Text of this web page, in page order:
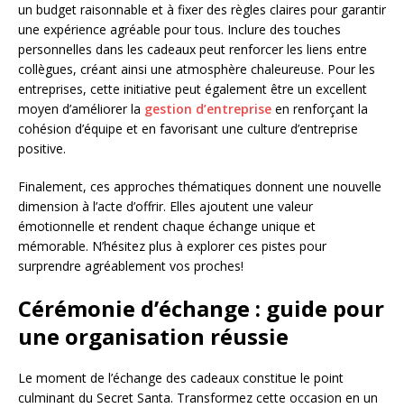
un budget raisonnable et à fixer des règles claires pour garantir
une expérience agréable pour tous. Inclure des touches
personnelles dans les cadeaux peut renforcer les liens entre
collègues, créant ainsi une atmosphère chaleureuse. Pour les
entreprises, cette initiative peut également être un excellent
moyen d’améliorer la gestion d’entreprise en renforçant la
cohésion d’équipe et en favorisant une culture d’entreprise
positive.
Finalement, ces approches thématiques donnent une nouvelle
dimension à l’acte d’offrir. Elles ajoutent une valeur
émotionnelle et rendent chaque échange unique et
mémorable. N’hésitez plus à explorer ces pistes pour
surprendre agréablement vos proches!
Cérémonie d’échange : guide pour
une organisation réussie
Le moment de l’échange des cadeaux constitue le point
culminant du Secret Santa. Transformez cette occasion en un